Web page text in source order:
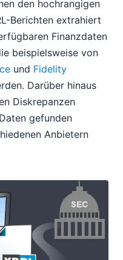
den hochrangigen
Berichten extrahiert
Finanzdaten
beispielsweise von
und Fidelity
Darüber hinaus
Diskrepanzen
gefunden
Anbietern